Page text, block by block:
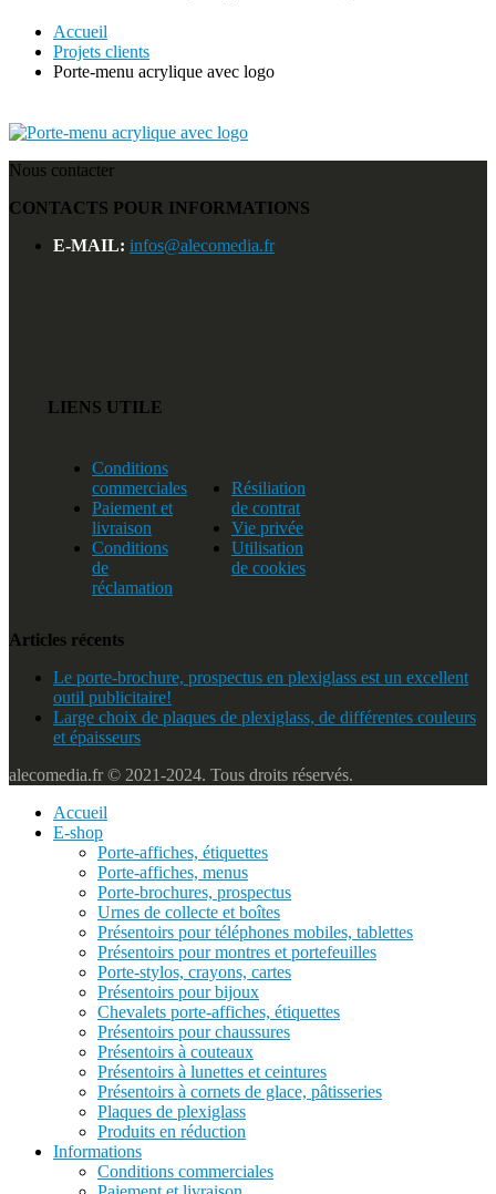
Accueil
Projets clients
Porte-menu acrylique avec logo
Nous contacter
CONTACTS POUR INFORMATIONS
E-MAIL: infos@alecomedia.fr
LIENS UTILE
Conditions
commerciales
Paiement et
livraison
Conditions
de
réclamation
Résiliation
de contrat
Vie privée
Utilisation
de cookies
Articles récents
Le porte-brochure, prospectus en plexiglass est un excellent
outil publicitaire!
Large choix de plaques de plexiglass, de différentes couleurs
et épaisseurs
alecomedia.fr © 2021-2024. Tous droits réservés.
Accueil
E-shop
Porte-affiches, étiquettes
Porte-affiches, menus
Porte-brochures, prospectus
Urnes de collecte et boîtes
Présentoirs pour téléphones mobiles, tablettes
Présentoirs pour montres et portefeuilles
Porte-stylos, crayons, cartes
Présentoirs pour bijoux
Chevalets porte-affiches, étiquettes
Présentoirs pour chaussures
Présentoirs à couteaux
Présentoirs à lunettes et ceintures
Présentoirs à cornets de glace, pâtisseries
Plaques de plexiglass
Produits en réduction
Informations
Conditions commerciales